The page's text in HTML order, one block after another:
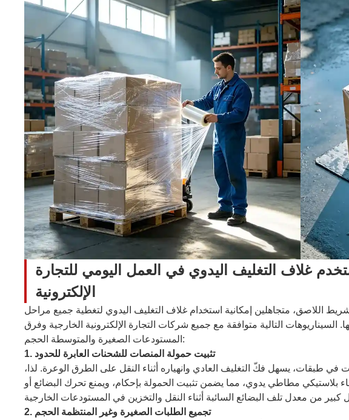
غلاف التغليف اليدوي في العمل اليومي للتجارة
الإلكترونية
اللاصق، متجاهلين إمكانية استخدام غلاف التغليف اليدوي لتغطية جميع مراحل
السيناريوهات التالية متوافقة مع جميع شركات التجارة الإلكترونية الخارجية وفرق
المستودعات الصغيرة والمتوسطة الحجم:
1. تثبيت حمولة المنصات للشحنات العابرة للحدود
طبقات، يسهل فكّ التغليف العادي وانهياره أثناء النقل على الطرق الوعرة. لذا،
بلاستيكي مطاطي يدوي، مما يضمن تثبيت الحمولة بإحكام، ويمنع تحرك البضائع أو
2. تجميع الطلبات الصغيرة وغير المنتظمة الحجم